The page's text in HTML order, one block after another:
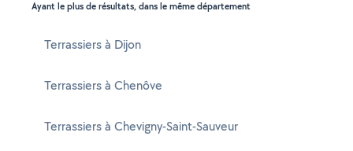
Ayant le plus de résultats, dans le même département
Terrassiers à Dijon
Terrassiers à Chenôve
Terrassiers à Chevigny-Saint-Sauveur